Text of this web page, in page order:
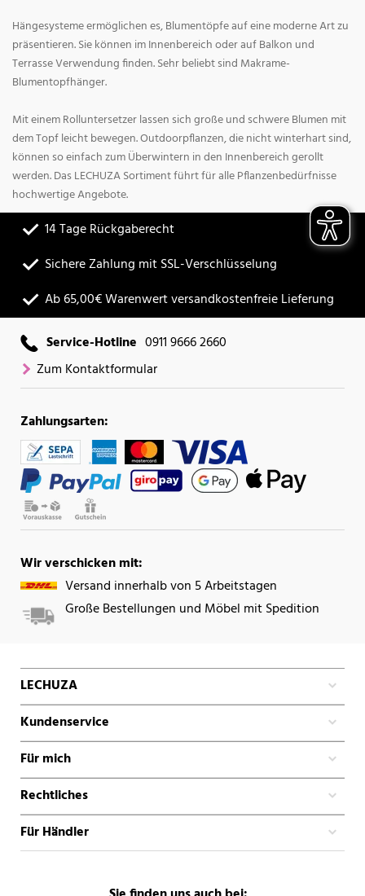
Hängesysteme ermöglichen es, Blumentöpfe auf eine moderne Art zu
präsentieren. Sie können im Innenbereich oder auf Balkon und
Terrasse Verwendung finden. Sehr beliebt sind Makrame-
Blumentopfhänger.
Mit einem Rolluntersetzer lassen sich große und schwere Blumen mit
dem Topf leicht bewegen. Outdoorpflanzen, die nicht winterhart sind,
können so einfach zum Überwintern in den Innenbereich gerollt
werden. Das LECHUZA Sortiment führt für alle Pflanzenbedürfnisse
hochwertige Angebote.
14 Tage Rückgaberecht
Sichere Zahlung mit SSL-Verschlüsselung
Ab 65,00€ Warenwert versandkostenfreie Lieferung
Service-Hotline 0911 9666 2660
Zum Kontaktformular
Zahlungsarten:
Wir verschicken mit:
Versand innerhalb von 5 Arbeitstagen
Große Bestellungen und Möbel mit Spedition
LECHUZA
Kundenservice
Für mich
Rechtliches
Für Händler